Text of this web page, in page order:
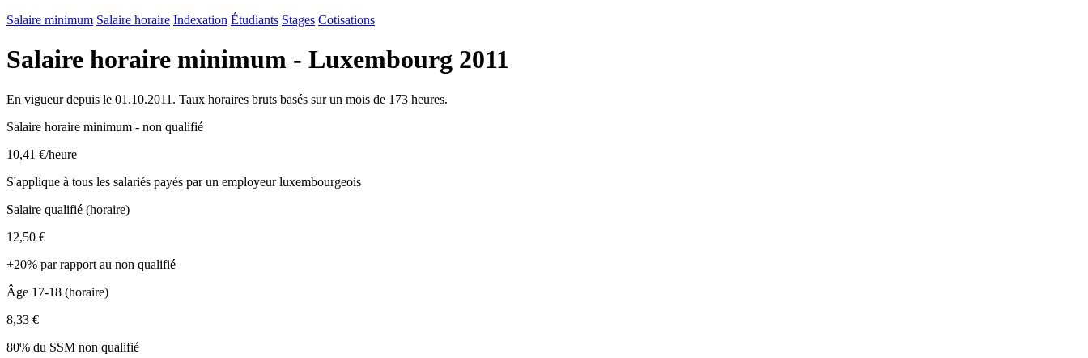
Salaire minimum Salaire horaire Indexation Étudiants Stages Cotisations
Salaire horaire minimum - Luxembourg 2011
En vigueur depuis le 01.10.2011. Taux horaires bruts basés sur un mois de 173 heures.
Salaire horaire minimum - non qualifié
10,41 €/heure
S'applique à tous les salariés payés par un employeur luxembourgeois
Salaire qualifié (horaire)
12,50 €
+20% par rapport au non qualifié
Âge 17-18 (horaire)
8,33 €
80% du SSM non qualifié